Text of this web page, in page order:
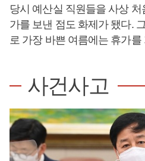
당시 예산실 직원들을 사상
가를 보낸 점도 화제가 됐다.
로 가장 바쁜 여름에는 휴가
사건사고